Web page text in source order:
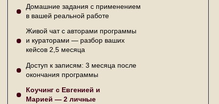
Домашние задания с применением
в вашей реальной работе
Живой чат с авторами программы
и кураторами — разбор ваших
кейсов 2,5 месяца
Доступ к записям: 3 месяца после
окончания программы
Коучинг с Евгенией и
Марией — 2 личные